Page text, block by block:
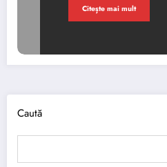
Citește mai mult
Caută